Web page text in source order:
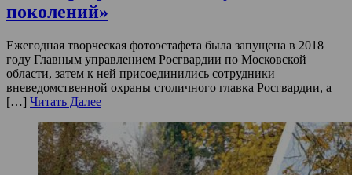
поколений»
Ежегодная творческая фотоэстафета была запущена в 2018
году Главным управлением Росгвардии по Московской
области, затем к ней присоединились сотрудники
вневедомственной охраны столичного главка Росгвардии, а
[…] Читать Далее